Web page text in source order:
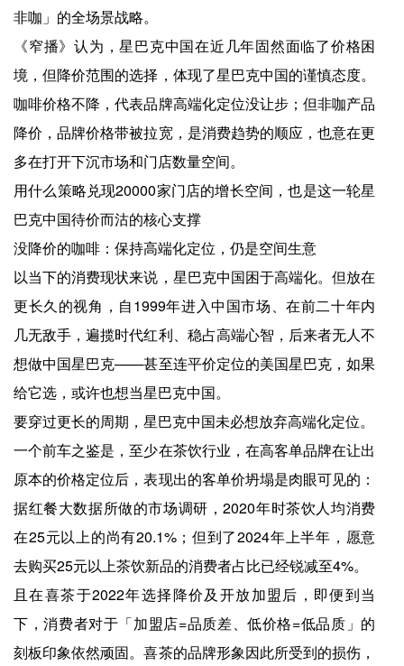
非咖」的全场景战略。
《窄播》认为，星巴克中国在近几年固然面临了价格困
境，但降价范围的选择，体现了星巴克中国的谨慎态度。
咖啡价格不降，代表品牌高端化定位没让步；但非咖产品
降价，品牌价格带被拉宽，是消费趋势的顺应，也意在更
多在打开下沉市场和门店数量空间。
用什么策略兑现20000家门店的增长空间，也是这一轮星
巴克中国待价而沽的核心支撑
没降价的咖啡：保持高端化定位，仍是空间生意
以当下的消费现状来说，星巴克中国困于高端化。但放在
更长久的视角，自1999年进入中国市场、在前二十年内
几无敌手，遍揽时代红利、稳占高端心智，后来者无人不
想做中国星巴克——甚至连平价定位的美国星巴克，如果
给它选，或许也想当星巴克中国。
要穿过更长的周期，星巴克中国未必想放弃高端化定位。
一个前车之鉴是，至少在茶饮行业，在高客单品牌在让出
原本的价格定位后，表现出的客单价坍塌是肉眼可见的：
据红餐大数据所做的市场调研，2020年时茶饮人均消费
在25元以上的尚有20.1%；但到了2024年上半年，愿意
去购买25元以上茶饮新品的消费者占比已经锐减至4%。
且在喜茶于2022年选择降价及开放加盟后，即便到当
下，消费者对于「加盟店=品质差、低价格=低品质」的
刻板印象依然顽固。喜茶的品牌形象因此所受到的损伤，